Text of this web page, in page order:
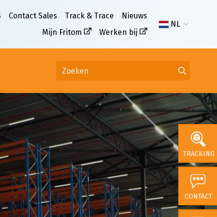
Contact Sales Track & Trace
Nieuws
Mijn Fritom
Werken bij
NL
TRACKING
CONTACT